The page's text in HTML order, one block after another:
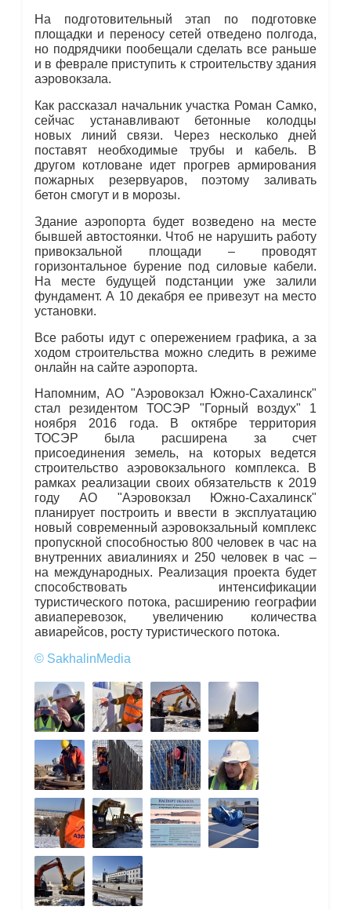
На подготовительный этап по подготовке
площадки и переносу сетей отведено полгода,
но подрядчики пообещали сделать все раньше
и в феврале приступить к строительству здания
аэровокзала.
Как рассказал начальник участка Роман Самко,
сейчас устанавливают бетонные колодцы
новых линий связи. Через несколько дней
поставят необходимые трубы и кабель. В
другом котловане идет прогрев армирования
пожарных резервуаров, поэтому заливать
бетон смогут и в морозы.
Здание аэропорта будет возведено на месте
бывшей автостоянки. Чтоб не нарушить работу
привокзальной площади – проводят
горизонтальное бурение под силовые кабели.
На месте будущей подстанции уже залили
фундамент. А 10 декабря ее привезут на место
установки.
Все работы идут с опережением графика, а за
ходом строительства можно следить в режиме
онлайн на сайте аэропорта.
Напомним, АО "Аэровокзал Южно-Сахалинск"
стал резидентом ТОСЭР "Горный воздух" 1
ноября 2016 года. В октябре территория
ТОСЭР была расширена за счет
присоединения земель, на которых ведется
строительство аэровокзального комплекса. В
рамках реализации своих обязательств к 2019
году АО "Аэровокзал Южно-Сахалинск"
планирует построить и ввести в эксплуатацию
новый современный аэровокзальный комплекс
пропускной способностью 800 человек в час на
внутренних авиалиниях и 250 человек в час –
на международных. Реализация проекта будет
способствовать интенсификации
туристического потока, расширению географии
авиаперевозок, увеличению количества
авиарейсов, росту туристического потока.
© SakhalinMedia